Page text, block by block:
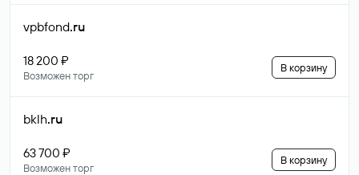
vpbfond.ru
18 200 ₽
Возможен торг
В корзину
bklh.ru
63 700 ₽
Возможен торг
В корзину